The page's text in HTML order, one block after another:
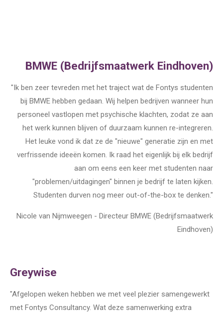
BMWE (Bedrijfsmaatwerk Eindhoven)
"Ik ben zeer tevreden met het traject wat de Fontys studenten
bij BMWE hebben gedaan. Wij helpen bedrijven wanneer hun
personeel vastlopen met psychische klachten, zodat ze aan
het werk kunnen blijven of duurzaam kunnen re-integreren.
Het leuke vond ik dat ze de "nieuwe" generatie zijn en met
verfrissende ideeën komen. Ik raad het eigenlijk bij elk bedrijf
aan om eens een keer met studenten naar
"problemen/uitdagingen" binnen je bedrijf te laten kijken.
Studenten durven nog meer out-of-the-box te denken."
Nicole van Nijmweegen - Directeur BMWE (Bedrijfsmaatwerk
Eindhoven)
Greywise
"Afgelopen weken hebben we met veel plezier samengewerkt
met Fontys Consultancy. Wat deze samenwerking extra